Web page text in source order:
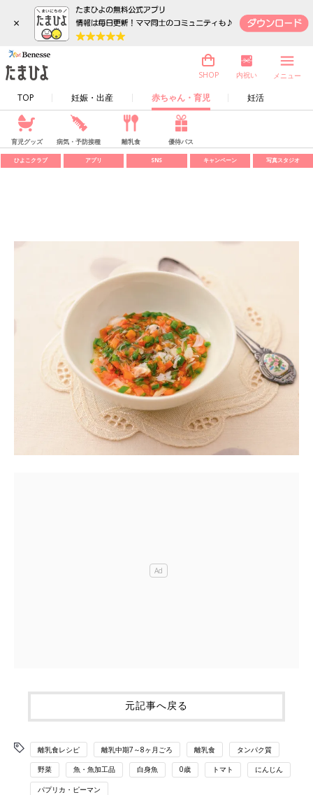
×
TOP 妊娠・出産 赤ちゃん・育児 妊活
SHOP 内祝い メニュー
育児グッズ 病気・予防接種 離乳食 優待パス
ひよこクラブ アプリ SNS キャンペーン 写真スタジオ
元記事へ戻る
離乳食レシピ 離乳中期7～8ヶ月ごろ 離乳食 タンパク質
野菜 魚・魚加工品 白身魚 0歳 トマト にんじん
パプリカ・ピーマン